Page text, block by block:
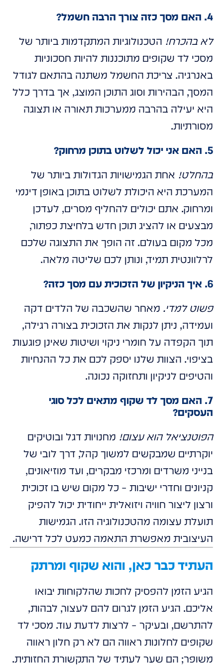
4. האם מסך כזה צורך הרבה חשמל?
לא בהכרח! הטכנולוגיות המתקדמות ביותר של
מסכי לד שקופים מתוכננות להיות חסכוניות
באנרגיה. צריכת החשמל משתנה בהתאם לגודל
המסך, הבהירות וסוג התוכן המוצג, אך בדרך כלל
היא יעילה בהרבה ממערכות תאורה או תצוגה
מסורתיות.
5. האם אני יכול לשלוט בתוכן מרחוק?
בהחלט! אחת הגמישויות הגדולות ביותר של
המערכת היא היכולת לשלוט בתוכן באופן דינמי
ומרחוק. אתם יכולים להחליף מסרים, לעדכן
מבצעים או להציג תוכן חדש בלחיצת כפתור,
מכל מקום בעולם. זה הופך את התצוגה שלכם
לרלוונטית תמיד, ונותן לכם שליטה מלאה.
6. איך הניקיון של הזכוכית עם מסך כזה?
פשוט למדי. מאחר שהשכבה של הלדים דקה
ועמידה, ניתן לנקות את הזכוכית בצורה רגילה,
תוך הקפדה על חומרי ניקוי ושיטות שאינן פוגעות
בציפוי. הצוות שלנו יספק לכם את כל ההנחיות
והטיפים לניקיון ותחזוקה נכונה.
7. האם מסך לד שקוף מתאים לכל סוגי
העסקים?
הפוטנציאל הוא עצום! מחנויות דגל ובוטיקים
יוקרתיים שמבקשים למשוך קהל, דרך לובי של
בנייני משרדים ומרכזי מבקרים, ועד מוזיאונים,
קניונים וחדרי ישיבות – כל מקום שיש בו זכוכית
ורצון ליצור חוויה ויזואלית ייחודית יכול להפיק
תועלת עצומה מהטכנולוגיה הזו. הגמישות
העיצובית מאפשרת התאמה כמעט לכל דרישה.
העתיד כבר כאן, והוא שקוף ומרתק
הגיע הזמן להפסיק לחכות שהלקוחות יבואו
אליכם. הגיע הזמן לגרום להם לעצור, לבהות,
להתרשם, ובעיקר – לרצות לדעת עוד. מסכי לד
שקופים לחלונות ראווה הם לא רק חלון ראווה
משופר; הם שער לעתיד של התקשורת החזותית.